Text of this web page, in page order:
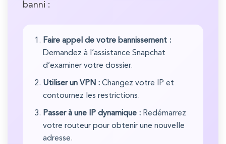
banni :
Faire appel de votre bannissement :
Demandez à l’assistance Snapchat
d’examiner votre dossier.
Utiliser un VPN : Changez votre IP et
contournez les restrictions.
Passer à une IP dynamique : Redémarrez
votre routeur pour obtenir une nouvelle
adresse.